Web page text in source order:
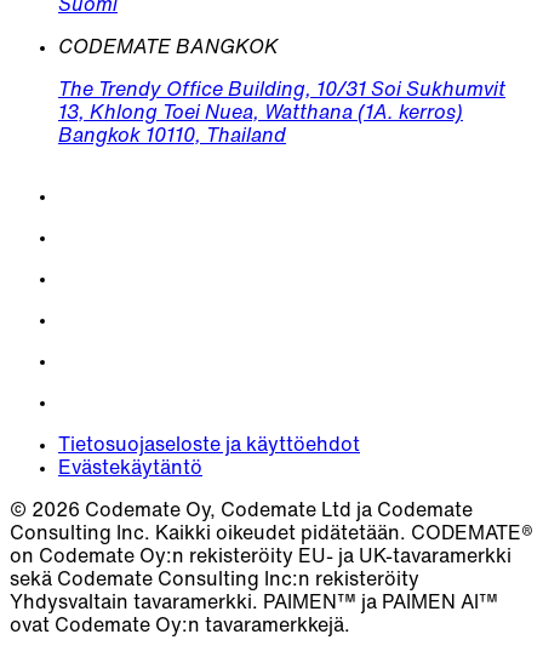
Suomi
CODEMATE BANGKOK
The Trendy Office Building, 10/31 Soi Sukhumvit
13, Khlong Toei Nuea, Watthana (1A. kerros)
Bangkok 10110, Thailand
Tietosuojaseloste ja käyttöehdot
Evästekäytäntö
© 2026 Codemate Oy, Codemate Ltd ja Codemate
Consulting Inc. Kaikki oikeudet pidätetään. CODEMATE®
on Codemate Oy:n rekisteröity EU- ja UK-tavaramerkki
sekä Codemate Consulting Inc:n rekisteröity
Yhdysvaltain tavaramerkki. PAIMEN™ ja PAIMEN AI™
ovat Codemate Oy:n tavaramerkkejä.